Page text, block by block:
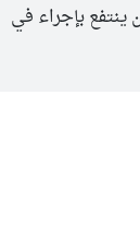
ينتفع بإجراء في